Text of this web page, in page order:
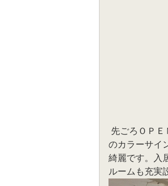
のカラーサイ
綺麗です。入
ルームも充実